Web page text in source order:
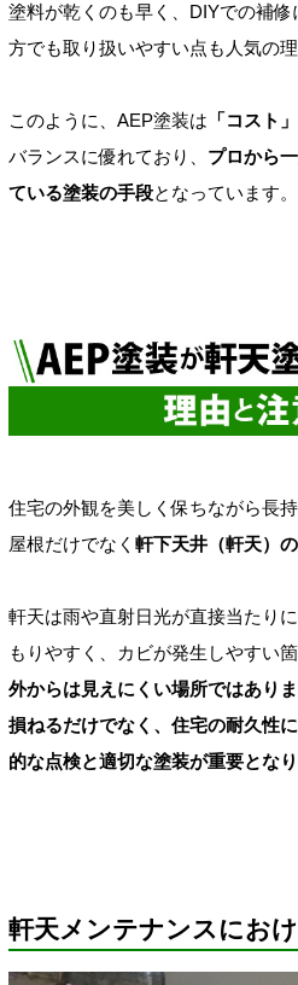
塗料が乾くのも早く、DIYでの補
方でも取り扱いやすい点も人気の理
このように、AEP塗装は 「コスト
バランスに優れており、 プロから
ている塗装の手段となっています。
住宅の外観を美しく保ちながら長
屋根だけでなく 軒下天井（軒天）
軒天は雨や直射日光が直接当たり
もりやすく、カビが発生しやすい箇
外からは見えにくい場所ではあり
損ねるだけでなく、住宅の耐久性
的な点検と適切な塗装が重要となり
軒天メンテナンスにお